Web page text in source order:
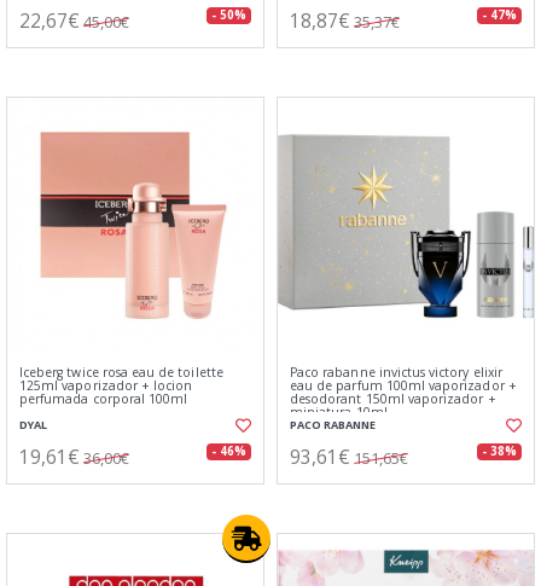
22,67€ 45,00€ - 50% 18,87€ 35,37€ - 47%
Iceberg twice rosa eau de toilette
125ml vaporizador + locion
perfumada corporal 100ml
DYAL
19,61€ 36,00€ - 46%
Paco rabanne invictus victory elixir
eau de parfum 100ml vaporizador +
desodorant 150ml vaporizador +
miniatura 10ml
PACO RABANNE
93,61€ 151,65€ - 38%